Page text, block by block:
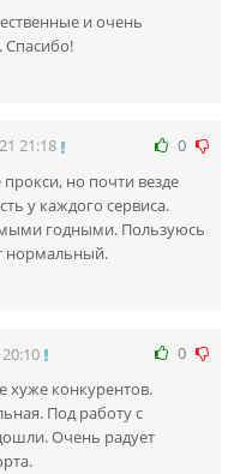
и очень
Спасибо!
0
21:18
но почти везде
у каждого сервиса.
годными. Пользуюсь
нормальный.
0
хуже конкурентов.
Под работу с
Очень радует